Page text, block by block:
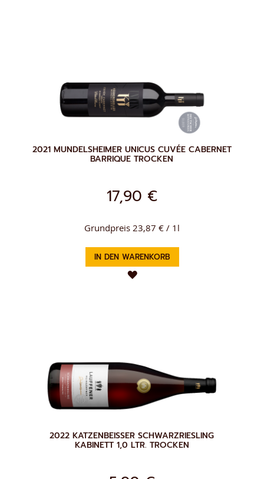
2021 MUNDELSHEIMER UNICUS CUVÉE CABERNET
BARRIQUE TROCKEN
17,90 €
Grundpreis 23,87 € / 1l
IN DEN WARENKORB
ZUR
2022 KATZENBEISSER SCHWARZRIESLING
KABINETT 1,0 LTR. TROCKEN